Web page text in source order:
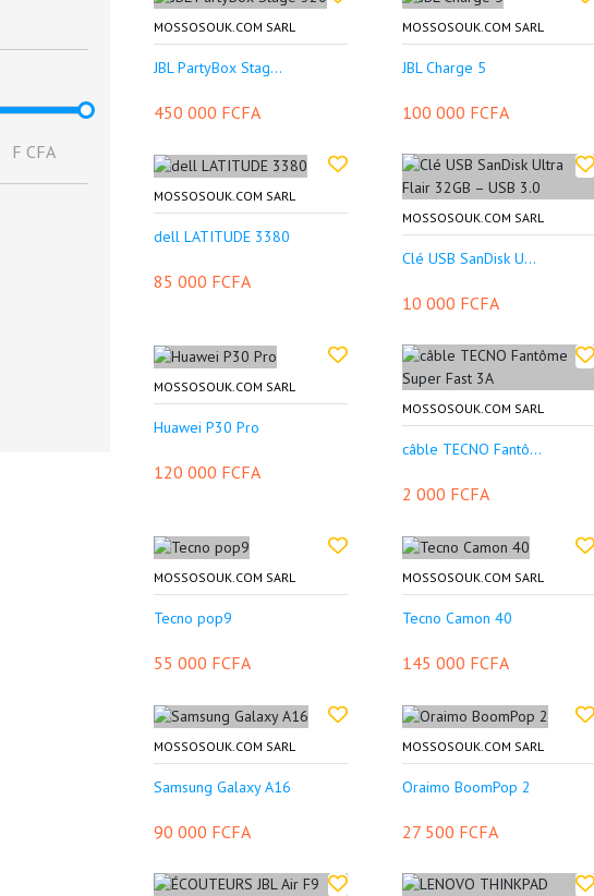
F CFA
MOSSOSOUK.COM SARL
JBL PartyBox Stag...
450 000 FCFA
MOSSOSOUK.COM SARL
JBL Charge 5
100 000 FCFA
MOSSOSOUK.COM SARL
dell LATITUDE 3380
85 000 FCFA
MOSSOSOUK.COM SARL
Clé USB SanDisk U...
10 000 FCFA
MOSSOSOUK.COM SARL
Huawei P30 Pro
120 000 FCFA
MOSSOSOUK.COM SARL
câble TECNO Fantô...
2 000 FCFA
MOSSOSOUK.COM SARL
Tecno pop9
55 000 FCFA
MOSSOSOUK.COM SARL
Tecno Camon 40
145 000 FCFA
MOSSOSOUK.COM SARL
Samsung Galaxy A16
90 000 FCFA
MOSSOSOUK.COM SARL
Oraimo BoomPop 2
27 500 FCFA